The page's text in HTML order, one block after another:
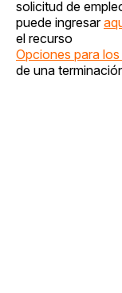
solicitud de
puede ingresar
el recurso
Opciones para
de una